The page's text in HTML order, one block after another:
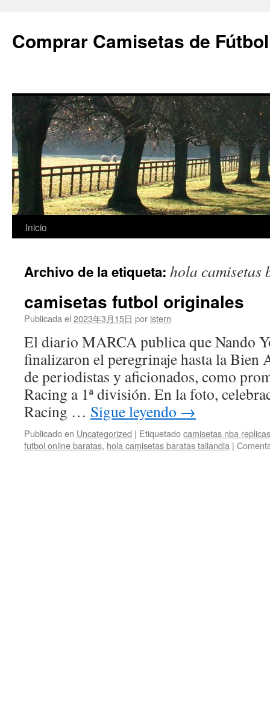
Comprar Camisetas de
Saltar
contenido
Inicio
Archivo de la etiqueta: hola
camisetas futbol originales
Publicada el 2023年3月15日 por istern
El diario MARCA publica que Nando
finalizaron el peregrinaje hasta la Bien
de periodistas y aficionados, como
Racing a 1ª división. En la foto,
Racing … Sigue leyendo →
Publicado en Uncategorized | Etiquetadocamisetas nba
futbol online baratas, hola camisetas baratas tailandia |